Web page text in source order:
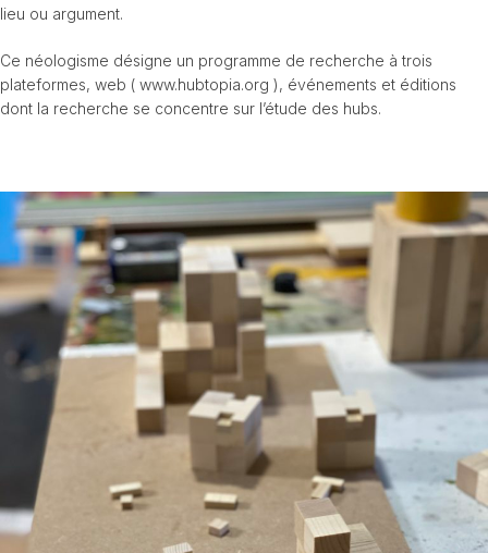
lieu ou argument.
Ce néologisme désigne un programme de recherche à trois
plateformes, web ( www.hubtopia.org ), événements et éditions
dont la recherche se concentre sur l’étude des hubs.